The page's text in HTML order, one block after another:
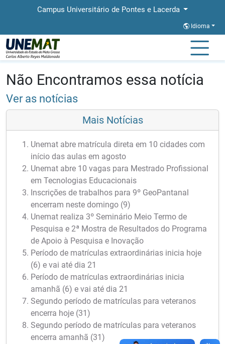
Campus Universitário de Pontes e Lacerda
Idioma
Página Inicial
Não Encontramos essa notícia
Ver as notícias
Mais Notícias
Unemat abre matrícula direta em 10 cidades com
início das aulas em agosto
Unemat abre 10 vagas para Mestrado Profissional
em Tecnologias Educacionais
Inscrições de trabalhos para 9º GeoPantanal
encerram neste domingo (9)
Unemat realiza 3º Seminário Meio Termo de
Pesquisa e 2ª Mostra de Resultados do Programa
de Apoio à Pesquisa e Inovação
Período de matrículas extraordinárias inicia hoje
(6) e vai até dia 21
Período de matrículas extraordinárias inicia
amanhã (6) e vai até dia 21
Segundo período de matrículas para veteranos
encerra hoje (31)
Segundo período de matrículas para veteranos
encerra amanhã (31)